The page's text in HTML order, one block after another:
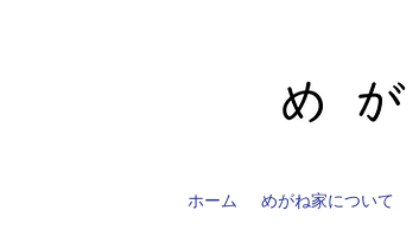
ホーム めがね家について